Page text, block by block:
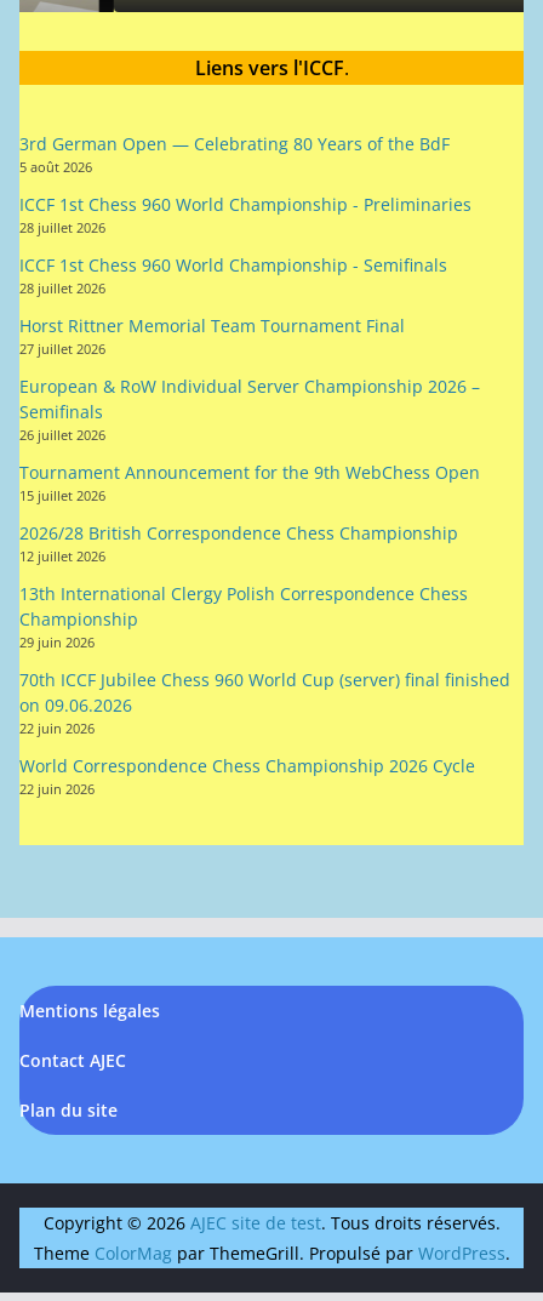
Liens vers l'ICCF.
3rd German Open — Celebrating 80 Years of the BdF
5 août 2026
ICCF 1st Chess 960 World Championship - Preliminaries
28 juillet 2026
ICCF 1st Chess 960 World Championship - Semifinals
28 juillet 2026
Horst Rittner Memorial Team Tournament Final
27 juillet 2026
European & RoW Individual Server Championship 2026 –
Semifinals
26 juillet 2026
Tournament Announcement for the 9th WebChess Open
15 juillet 2026
2026/28 British Correspondence Chess Championship
12 juillet 2026
13th International Clergy Polish Correspondence Chess
Championship
29 juin 2026
70th ICCF Jubilee Chess 960 World Cup (server) final finished
on 09.06.2026
22 juin 2026
World Correspondence Chess Championship 2026 Cycle
22 juin 2026
Mentions légales
Contact AJEC
Plan du site
Copyright © 2026 AJEC site de test. Tous droits réservés.
Theme ColorMagpar ThemeGrill. Propulsé par WordPress.